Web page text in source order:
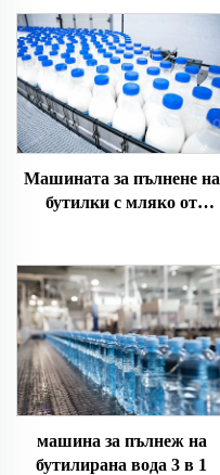
Машината за пълнене на
бутилки с мляко от
машина за пълнеж на
бутилирана вода 3 в 1